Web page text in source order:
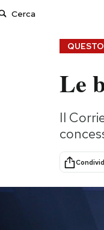
Consumismi
Storie/Idee
Ok Boomer!
Media
Le
Il